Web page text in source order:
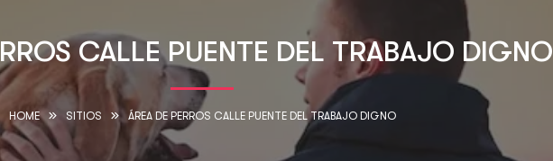
CALLE PUENTE DEL TRABAJO DIGNO
HOME SITIOS ÁREA DE PERROS CALLE PUENTE DEL TRABAJO DIGNO